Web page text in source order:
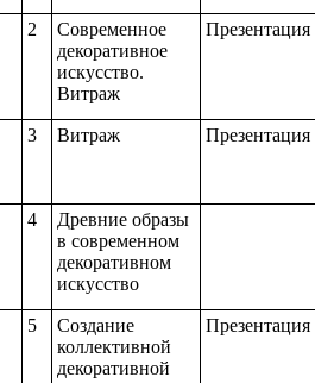
2
Современное
декоративное
искусство.
Витраж
Презентация
3 Витраж Презентация
4
Древние образы
в современном
декоративном
искусство
5
Создание
коллективной
декоративной
Презентация